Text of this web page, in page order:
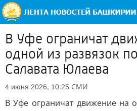
В Уфе ограничат
одной из развязок
Салавата Юлаева
4 июня 2026, 10:25 СМИ
В Уфе ограничат движение на